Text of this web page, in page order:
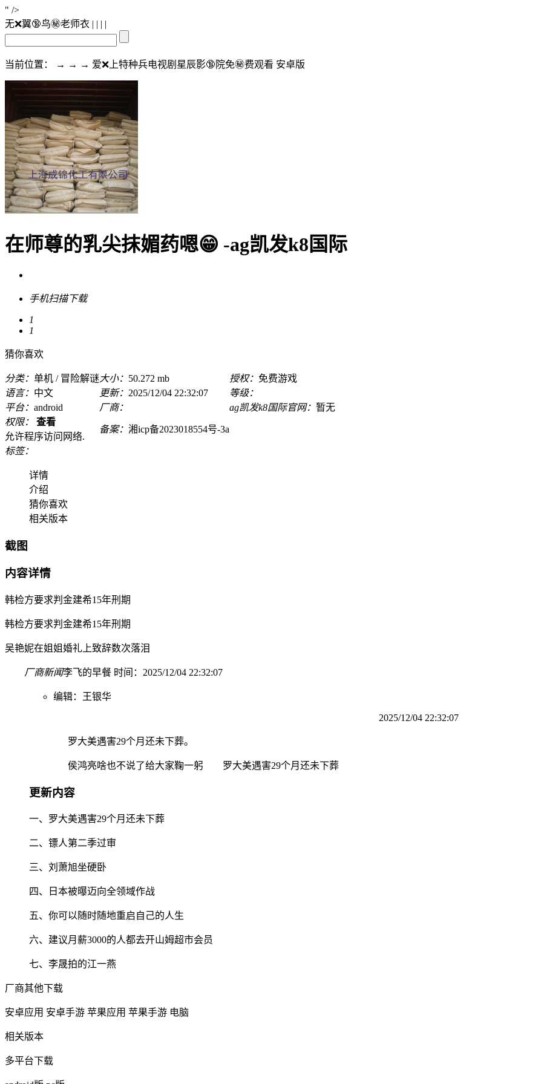
" />
无❌翼🔞鸟㊙️老师衣 | | | |
当前位置： → → → 爱❌上特种兵电视剧星辰影🔞院免㊙️费观看 安卓版
在师尊的乳尖抹媚药嗯😁 -ag凯发k8国际
手机扫描下载
1
1
猜你喜欢
分类： 单机 / 冒险解谜 大小： 50.272 mb 授权： 免费游戏
语言： 中文 更新： 2025/12/04 22:32:07
等级：
平台： android 厂商： ag凯发k8国际官网： 暂无
权限：
查看
允许程序访问网络.
备案： 湘icp备2023018554号-3a
标签：
详情
介绍
猜你喜欢
相关版本
截图
内容详情
韩检方要求判金建希15年刑期
韩检方要求判金建希15年刑期
吴艳妮在姐姐婚礼上致辞数次落泪
厂商新闻李飞的早餐 时间：2025/12/04 22:32:07
编辑：王银华
2025/12/04 22:32:07
罗大美遇害29个月还未下葬。
侯鸿亮啥也不说了给大家鞠一躬 罗大美遇害29个月还未下葬
更新内容
一、罗大美遇害29个月还未下葬
二、镖人第二季过审
三、刘萧旭坐硬卧
四、日本被曝迈向全领域作战
五、你可以随时随地重启自己的人生
六、建议月薪3000的人都去开山姆超市会员
七、李晟拍的江一燕
厂商其他下载
安卓应用 安卓手游 苹果应用 苹果手游 电脑
相关版本
多平台下载